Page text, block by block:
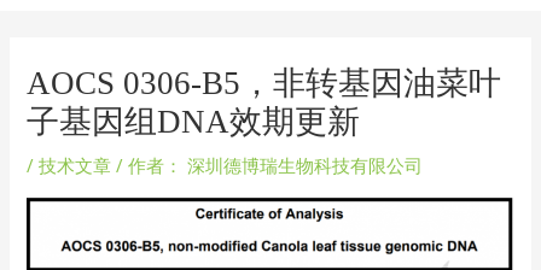
AOCS 0306-B5，非转基因油菜叶
子基因组DNA效期更新
/技术文章 / 作者： 深圳德博瑞生物科技有限公司